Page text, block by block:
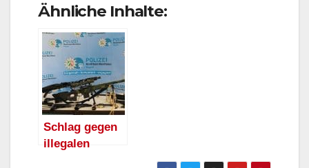
Ähnliche Inhalte:
Schlag gegen
illegalen